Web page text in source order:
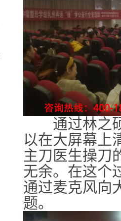
通过林之硕
以在大屏幕上
主刀医生操刀
无余。在这个
通过麦克风向
题。